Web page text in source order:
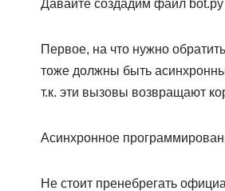
Давайте создадим файл
Первое, на что нужно
тоже должны быть
т.к. эти вызовы возвращают
Асинхронное
Не стоит пренебрегать